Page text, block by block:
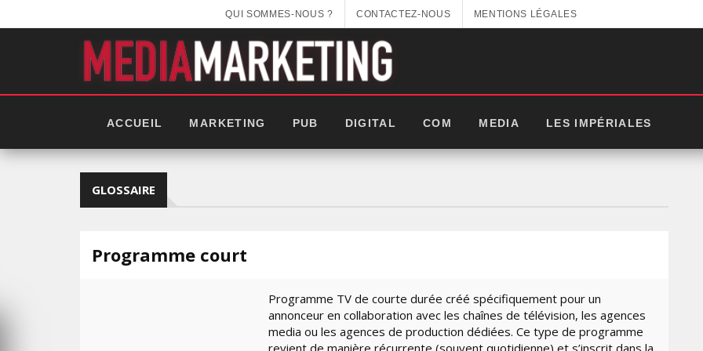
QUI SOMMES-NOUS ? CONTACTEZ-NOUS MENTIONS LÉGALES
ACCUEIL MARKETING PUB DIGITAL COM MEDIA LES IMPÉRIALES
GLOSSAIRE
Programme court
Programme TV de courte durée créé spécifiquement pour un
annonceur en collaboration avec les chaînes de télévision, les agences
media ou les agences de production dédiées. Ce type de programme
revient de manière récurrente (souvent quotidienne) et s’inscrit dans la
GITEX AFRICA : LES NOUVELLES